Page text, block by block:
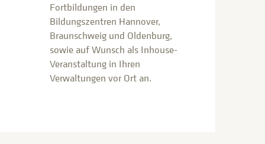
Fortbildungen in den
Bildungszentren Hannover,
Braunschweig und Oldenburg,
sowie auf Wunsch als Inhouse-
Veranstaltung in Ihren
Verwaltungen vor Ort an.